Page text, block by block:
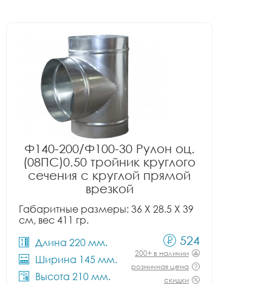
Ф140-200/Ф100-30 Рулон оц.
(08ПС)0.50 тройник круглого
сечения с круглой прямой
врезкой
Габаритные размеры: 36 X 28.5 X 39
см, вес 411 гр.
Длина 220 мм.
Ширина 145 мм.
Высота 210 мм.
524
200+ в наличии
розничная цена
скидки